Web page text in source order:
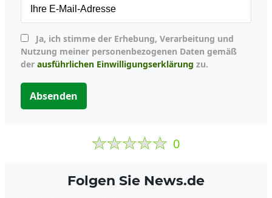
Nutzung meiner personenbezogenen Daten gemäß
der ausführlichen Einwilligungserklärung zu.
Absenden
0
Folgen Sie News.de